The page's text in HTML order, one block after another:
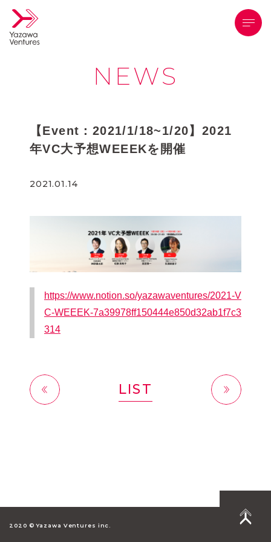
NEWS
【Event：2021/1/18~1/20】2021
年VC大予想WEEEKを開催
2021.01.14
https://www.notion.so/yazawaventures/2021-V
C-WEEEK-7a39978ff150444e850d32ab1f7c3
314
前へ LIST 次へ
2020 © Yazawa Ventures inc.
メニ